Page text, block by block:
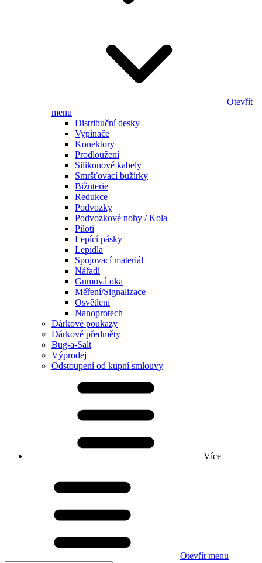
Otevřít
menu
Distribuční desky
Vypínače
Konektory
Prodloužení
Silikonové kabely
Smršťovací bužírky
Bižuterie
Redukce
Podvozky
Podvozkové nohy / Kola
Piloti
Lepící pásky
Lepidla
Spojovací materiál
Nářadí
Gumová oka
Měření/Signalizace
Osvětlení
Nanoprotech
Dárkové poukazy
Dárkové předměty
Bug-a-Salt
Výprodej
Odstoupení od kupní smlouvy
Více
Otevřít menu